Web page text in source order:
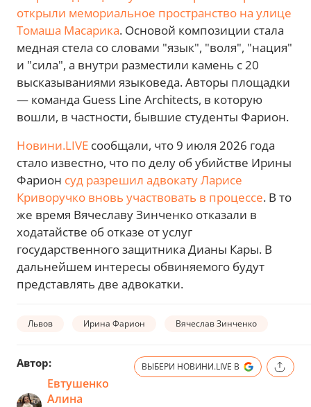
открыли мемориальное пространство на улице
Томаша Масарика. Основой композиции стала
медная стела со словами "язык", "воля", "нация"
и "сила", а внутри разместили камень с 20
высказываниями языковеда. Авторы площадки
— команда Guess Line Architects, в которую
вошли, в частности, бывшие студенты Фарион.
Новини.LIVE сообщали, что 9 июля 2026 года
стало известно, что по делу об убийстве Ирины
Фарион суд разрешил адвокату Ларисе
Криворучко вновь участвовать в процессе. В то
же время Вячеславу Зинченко отказали в
ходатайстве об отказе от услуг
государственного защитника Дианы Кары. В
дальнейшем интересы обвиняемого будут
представлять две адвокатки.
Львов Ирина Фарион Вячеслав Зинченко
Автор:
Евтушенко
Алина
ВЫБЕРИ НОВИНИ.LIVE В